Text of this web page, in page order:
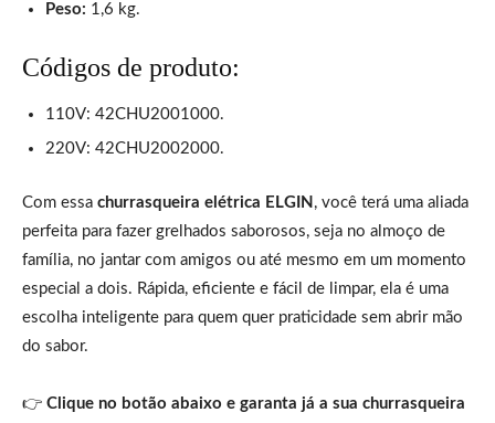
Peso: 1,6 kg.
Códigos de produto:
110V: 42CHU2001000.
220V: 42CHU2002000.
Com essa churrasqueira elétrica ELGIN , você terá uma aliada
perfeita para fazer grelhados saborosos, seja no almoço de
família, no jantar com amigos ou até mesmo em um momento
especial a dois. Rápida, eficiente e fácil de limpar, ela é uma
escolha inteligente para quem quer praticidade sem abrir mão
do sabor.
👉 Clique no botão abaixo e garanta já a sua churrasqueira